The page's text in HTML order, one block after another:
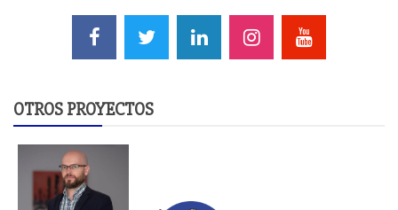
OTROS PROYECTOS